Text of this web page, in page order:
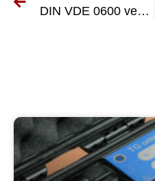
DIN VDE 0600 verstehen: Die Norm für Elektroinstallationen